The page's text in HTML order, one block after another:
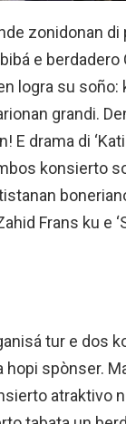
zonidonan di
e berdadero
logra su
grandi.
drama di
konsierto
Frans ku e
tur e dos
spònser.
atraktivo